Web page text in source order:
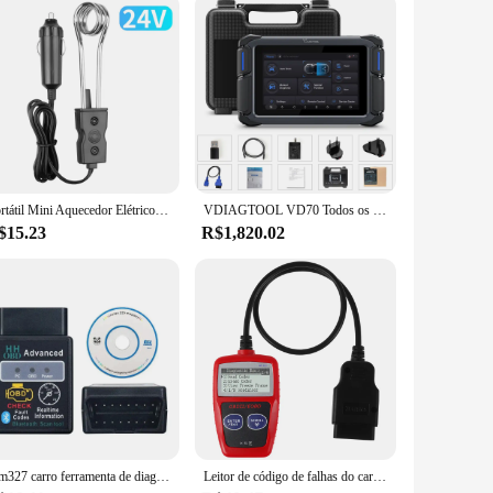
your driving experience by offering unparalleled lumbar
integrated massage feature adds an extra layer of
on any chair, making it a versatile addition to your
and portable design make it a convenient
and effectiveness over time. The eco-friendly nature of
worker, or someone who spends a lot of time sitting
Portátil Mini Aquecedor Elétrico de Água para Carro, Água Quente, Café Imersão, Viagem, Aquecedores Instantâneos de Água Quente, UE, UK Plug, 12V, Novo VDIAGTOOL VD70 Todos os sistemas Ferramentas de diagnóstico automóvel Programador de chaves Scanner bidirecional automóvel Programação/codificação de ECU FCA DOIP
R$1,820.02
Elm327 carro ferramenta de diagnóstico, Bluetooth v1.5, scanner OBD2, leitor de código, para Android, Windows, Symbian, Inglês Leitor de código de falhas do carro scanner de diagnóstico do motor obd2 ler e apagar código de falhas ver dados de congelamento pode ferramenta de diagnóstico